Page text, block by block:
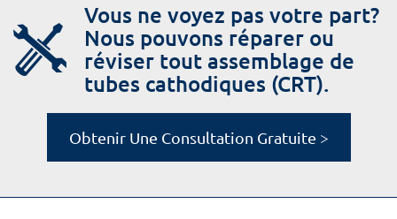
Vous ne voyez pas votre part?
Nous pouvons réparer ou
réviser tout assemblage de
tubes cathodiques (CRT).
Obtenir Une Consultation Gratuite >